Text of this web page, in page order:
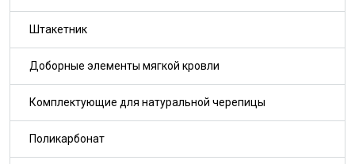
Штакетник
Доборные элементы мягкой кровли
Комплектующие для натуральной черепицы
Поликарбонат